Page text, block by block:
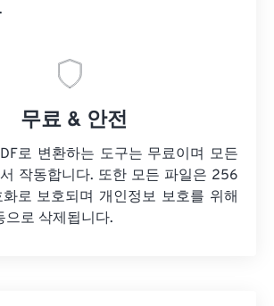
무료 & 안전
로 변환하는 도구는 무료이며 모든
작동합니다. 또한 모든 파일은 256
로 보호되며 개인정보 보호를 위해
으로 삭제됩니다.